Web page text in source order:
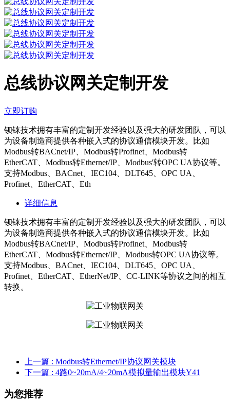
总线协议网关定制开发
立即订购
钡铼技术拥有丰富的定制开发经验以及强大的研发团队，可以
为设备制造商提供各种嵌入式的协议通信模块开发。比如
Modbus转BACnet/IP、Modbus转Profinet、Modbus转
EtherCAT、Modbus转Ethernet/IP、Modbus'转OPC UA协议等。
支持Modbus、BACnet、IEC104、DLT645、OPC UA、
Profinet、EtherCAT、Eth
详细信息
钡铼技术拥有丰富的定制开发经验以及强大的研发团队，可以
为设备制造商提供各种嵌入式的协议通信模块开发。比如
Modbus转BACnet/IP、Modbus转Profinet、Modbus转
EtherCAT、Modbus转Ethernet/IP、Modbus转OPC UA协议等。
支持Modbus、BACnet、IEC104、DLT645、OPC UA、
Profinet、EtherCAT、EtherNet/IP、CC-LINK等协议之间的相互
转换。
上一篇 : Modbus转Ethernet/IP协议网关模块
下一篇 : 4路0~20mA/4~20mA模拟量输出模块Y41
为您推荐